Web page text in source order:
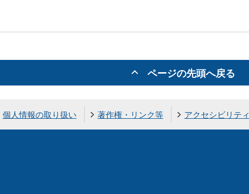
ページの先頭へ戻る
個人情報の取り扱い 著作権・リンク等 アクセシビリティ